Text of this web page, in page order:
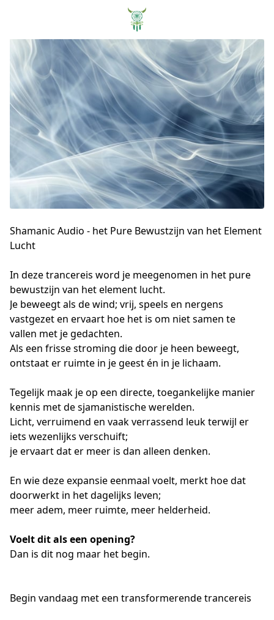
Shamanic Audio - het Pure Bewustzijn van het Element
Lucht
In deze trancereis word je meegenomen in het pure
bewustzijn van het element lucht.
Je beweegt als de wind; vrij, speels en nergens
vastgezet en ervaart hoe het is om niet samen te
vallen met je gedachten.
Als een frisse stroming die door je heen beweegt,
ontstaat er ruimte in je geest én in je lichaam.
Tegelijk maak je op een directe, toegankelijke manier
kennis met de sjamanistische werelden.
Licht, verruimend en vaak verrassend leuk terwijl er
iets wezenlijks verschuift;
je ervaart dat er meer is dan alleen denken.
En wie deze expansie eenmaal voelt, merkt hoe dat
doorwerkt in het dagelijks leven;
meer adem, meer ruimte, meer helderheid.
Voelt dit als een opening?
Dan is dit nog maar het begin.
Begin vandaag met een transformerende trancereis